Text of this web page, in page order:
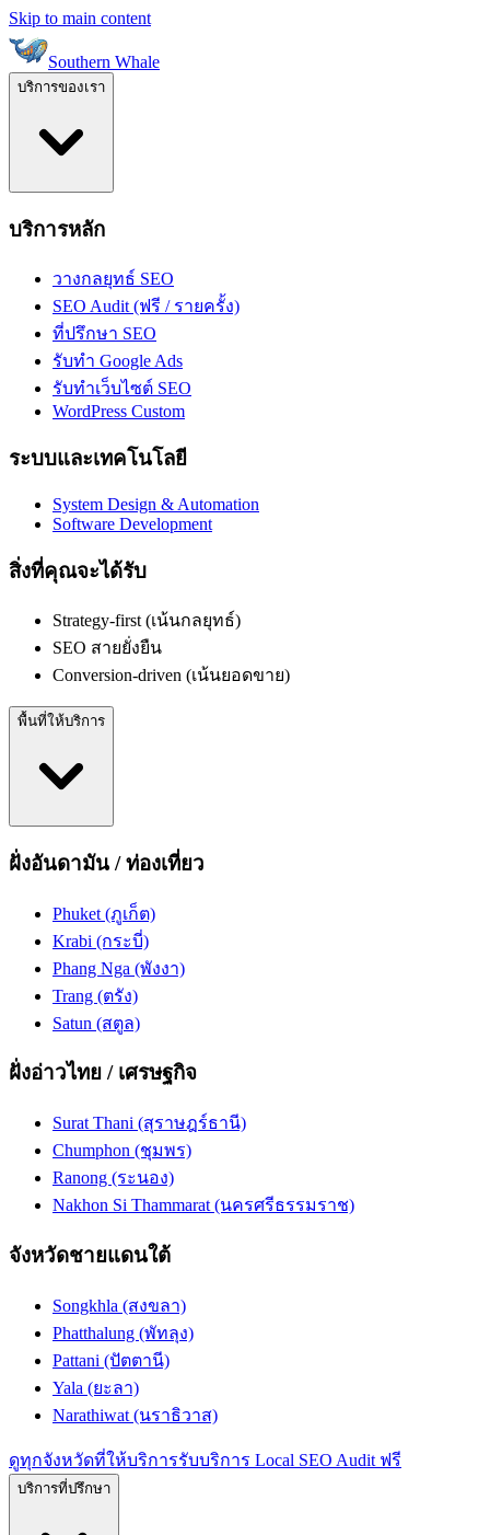
Skip to main content
Southern Whale
บริการของเรา
บริการหลัก
วางกลยุทธ์ SEO
SEO Audit (ฟรี / รายครั้ง)
ที่ปรึกษา SEO
รับทำ Google Ads
รับทำเว็บไซต์ SEO
WordPress Custom
ระบบและเทคโนโลยี
System Design & Automation
Software Development
สิ่งที่คุณจะได้รับ
Strategy-first (เน้นกลยุทธ์)
SEO สายยั่งยืน
Conversion-driven (เน้นยอดขาย)
พื้นที่ให้บริการ
ฝั่งอันดามัน / ท่องเที่ยว
Phuket (ภูเก็ต)
Krabi (กระบี่)
Phang Nga (พังงา)
Trang (ตรัง)
Satun (สตูล)
ฝั่งอ่าวไทย / เศรษฐกิจ
Surat Thani (สุราษฎร์ธานี)
Chumphon (ชุมพร)
Ranong (ระนอง)
Nakhon Si Thammarat (นครศรีธรรมราช)
จังหวัดชายแดนใต้
Songkhla (สงขลา)
Phatthalung (พัทลุง)
Pattani (ปัตตานี)
Yala (ยะลา)
Narathiwat (นราธิวาส)
ดูทุกจังหวัดที่ให้บริการรับบริการ Local SEO Audit ฟรี
บริการที่ปรึกษา